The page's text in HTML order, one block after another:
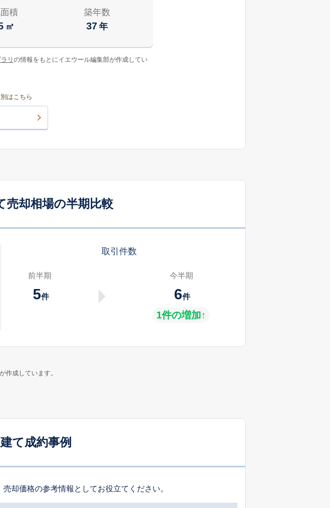
積
㎡
築年数
37 年
リ の情報をもとにイエウール編集部が作成してい
はこちら
売却相場の半期比較
取引件数
前半期
5件
今半期
6件
1件の増加↑
作成しています。
て成約事例
却価格の参考情報としてお役立てください。